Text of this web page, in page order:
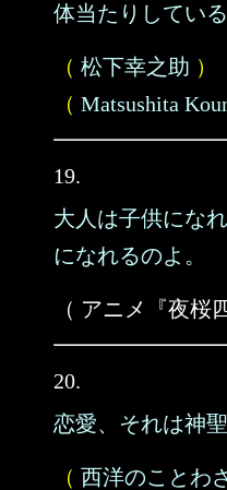
体当たりしている
（ 松下幸之助 ）
（ Matsushita
19.
大人は子供にな
になれるのよ。
（ アニメ『夜桜
20.
恋愛、それは神
（ 西洋のことわ